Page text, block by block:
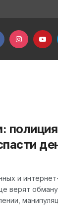
полиция
и
верят